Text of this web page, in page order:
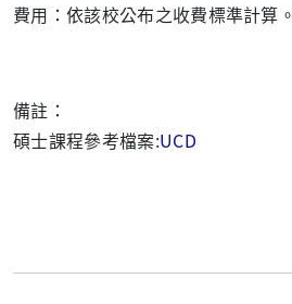
費用：依該校公布之收費標準計算。
備註：
碩士課程參考檔案:UCD